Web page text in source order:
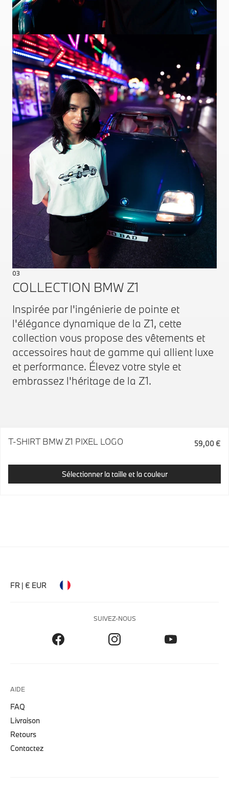
03
COLLECTION BMW Z1
Inspirée par l'ingénierie de pointe et
l'élégance dynamique de la Z1, cette
collection vous propose des vêtements et
accessoires haut de gamme qui allient luxe
et performance. Élevez votre style et
embrassez l'héritage de la Z1.
T-SHIRT BMW Z1 PIXEL LOGO 59,00 €
Sélectionner la taille et la couleur
FR | € EUR
SUIVEZ-NOUS
AIDE
FAQ
Livraison
Retours
Contactez